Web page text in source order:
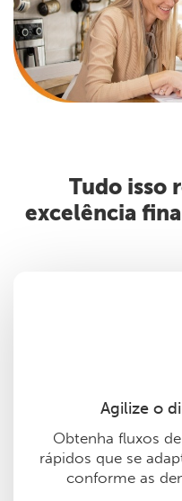
Tudo isso
excelência
Agilize o
Obtenha fluxos
rápidos que se
conforme as